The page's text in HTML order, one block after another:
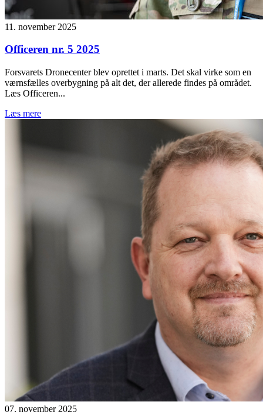
11. november 2025
Officeren nr. 5 2025
Forsvarets Dronecenter blev oprettet i marts. Det skal virke som en
værnsfælles overbygning på alt det, der allerede findes på området.
Læs Officeren...
Læs mere
07. november 2025